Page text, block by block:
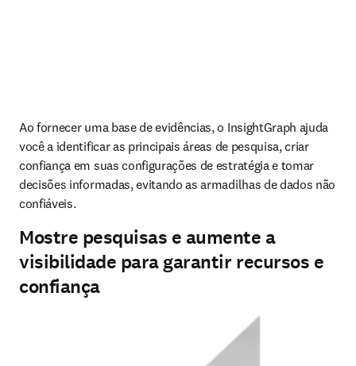
Ao fornecer uma base de evidências, o InsightGraph ajuda
você a identificar as principais áreas de pesquisa, criar
confiança em suas configurações de estratégia e tomar
decisões informadas, evitando as armadilhas de dados não
confiáveis.
Mostre pesquisas e aumente a
visibilidade para garantir recursos e
confiança